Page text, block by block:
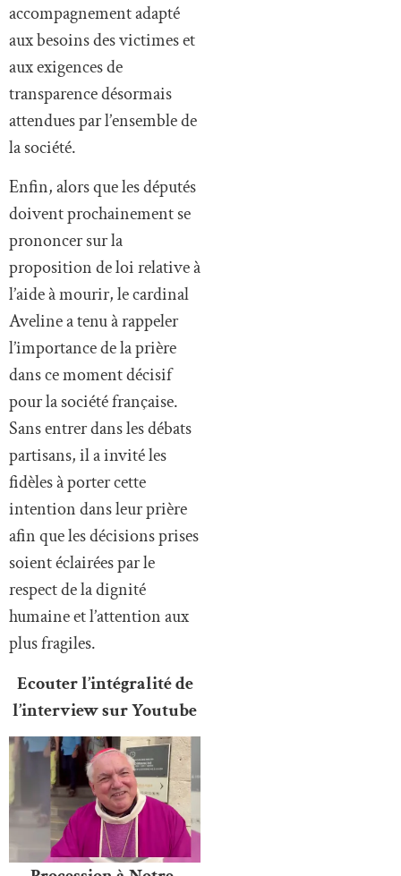
accompagnement adapté
aux besoins des victimes et
aux exigences de
transparence désormais
attendues par l’ensemble de
la société.
Enfin, alors que les députés
doivent prochainement se
prononcer sur la
proposition de loi relative à
l’aide à mourir, le cardinal
Aveline a tenu à rappeler
l’importance de la prière
dans ce moment décisif
pour la société française.
Sans entrer dans les débats
partisans, il a invité les
fidèles à porter cette
intention dans leur prière
afin que les décisions prises
soient éclairées par le
respect de la dignité
humaine et l’attention aux
plus fragiles.
Ecouter l’intégralité de
l’interview sur Youtube